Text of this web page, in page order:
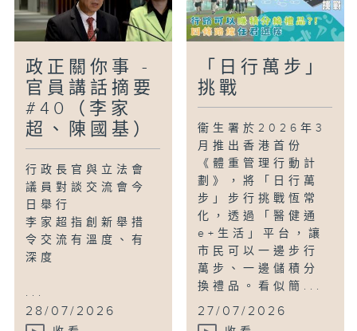
政正關你事 -
官員講話摘要
#40（李家
超、陳國基）
行政長官與立法會
議員對談交流會今
日舉行
李家超指創新舉措
令交流有溫度、有
深度
...
28/07/2026
「日行萬步」
挑戰
衞生署於2026年3
月推出香港首份
《體重管理行動計
劃》，將「日行萬
步」步行挑戰恆常
化，透過「醫健通
e+生活」平台，讓
市民可以一邊步行
萬步、一邊儲積分
換禮品。看似簡...
27/07/2026